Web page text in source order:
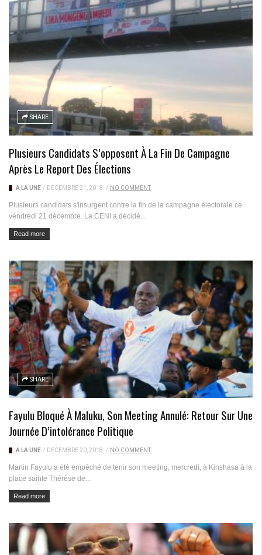
SHARE
Plusieurs Candidats S’opposent À La Fin De Campagne
Après Le Report Des Élections
A LA UNE / DÉCEMBRE 21, 2018 / NO COMMENT
Plusieurs candidats s'insurgent contre la fin de la campagne électorale ce
vendredi 21 décembre. La CENI a décidé...
Read more
SHARE
Fayulu Bloqué À Maluku, Son Meeting Annulé: Retour Sur Une
Journée D’intolérance Politique
A LA UNE / DÉCEMBRE 20, 2018 / NO COMMENT
Martin Fayulu a été empêché de tenir son meeting, mercredi, à Kinshasa à la
place sainte Thérèse de...
Read more